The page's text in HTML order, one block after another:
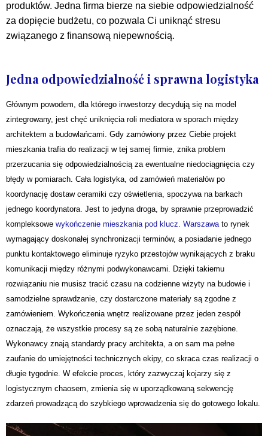
produktów. Jedna firma bierze na siebie odpowiedzialność
za dopięcie budżetu, co pozwala Ci uniknąć stresu
związanego z finansową niepewnością.
Jedna odpowiedzialność i sprawna logistyka
Głównym powodem, dla którego inwestorzy decydują się na model
zintegrowany, jest chęć uniknięcia roli mediatora w sporach między
architektem a budowlańcami. Gdy zamówiony przez Ciebie projekt
mieszkania trafia do realizacji w tej samej firmie, znika problem
przerzucania się odpowiedzialnością za ewentualne niedociągnięcia czy
błędy w pomiarach. Cała logistyka, od zamówień materiałów po
koordynację dostaw ceramiki czy oświetlenia, spoczywa na barkach
jednego koordynatora. Jest to jedyna droga, by sprawnie przeprowadzić
kompleksowe wykończenie mieszkania pod klucz. Warszawato rynek
wymagający doskonałej synchronizacji terminów, a posiadanie jednego
punktu kontaktowego eliminuje ryzyko przestojów wynikających z braku
komunikacji między różnymi podwykonawcami. Dzięki takiemu
rozwiązaniu nie musisz tracić czasu na codzienne wizyty na budowie i
samodzielne sprawdzanie, czy dostarczone materiały są zgodne z
zamówieniem. Wykończenia wnętrz realizowane przez jeden zespół
oznaczają, że wszystkie procesy są ze sobą naturalnie zazębione.
Wykonawcy znają standardy pracy architekta, a on sam ma pełne
zaufanie do umiejętności technicznych ekipy, co skraca czas realizacji o
długie tygodnie. W efekcie proces, który zazwyczaj kojarzy się z
logistycznym chaosem, zmienia się w uporządkowaną sekwencję
zdarzeń prowadzącą do szybkiego wprowadzenia się do gotowego lokalu.